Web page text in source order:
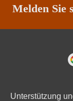
Melden Sie
Unterstützung